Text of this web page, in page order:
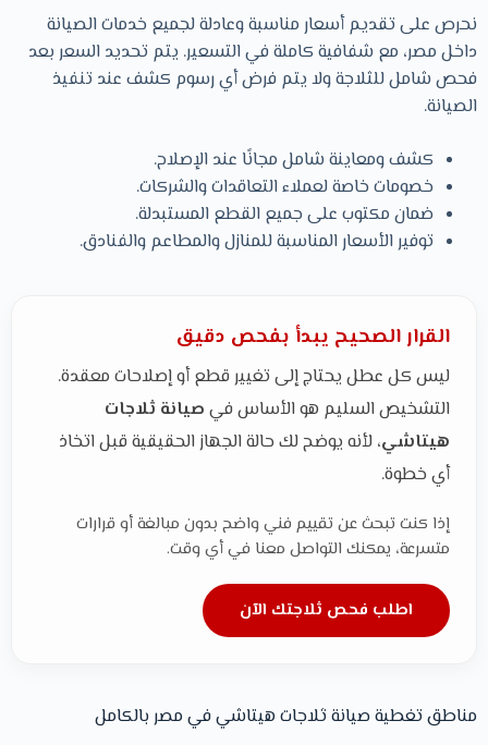
نحرص على تقديم أسعار مناسبة وعادلة لجميع خدمات الصيانة
داخل مصر، مع شفافية كاملة في التسعير. يتم تحديد السعر بعد
فحص شامل للثلاجة ولا يتم فرض أي رسوم كشف عند تنفيذ
الصيانة.
كشف ومعاينة شامل مجانًا عند الإصلاح.
خصومات خاصة لعملاء التعاقدات والشركات.
ضمان مكتوب على جميع القطع المستبدلة.
توفير الأسعار المناسبة للمنازل والمطاعم والفنادق.
القرار الصحيح يبدأ بفحص دقيق
ليس كل عطل يحتاج إلى تغيير قطع أو إصلاحات معقدة.
التشخيص السليم هو الأساس في صيانة ثلاجات
هيتاشي، لأنه يوضح لك حالة الجهاز الحقيقية قبل اتخاذ
أي خطوة.
إذا كنت تبحث عن تقييم فني واضح بدون مبالغة أو قرارات
متسرعة، يمكنك التواصل معنا في أي وقت.
اطلب فحص ثلاجتك الآن
مناطق تغطية صيانة ثلاجات هيتاشي في مصر بالكامل